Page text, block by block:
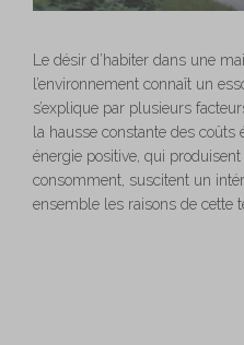
Le désir d’habiter dans une
l’environnement connaît un
s’explique par plusieurs
la hausse constante des coûts
énergie positive, qui produisent
consomment, suscitent un
ensemble les raisons de cette